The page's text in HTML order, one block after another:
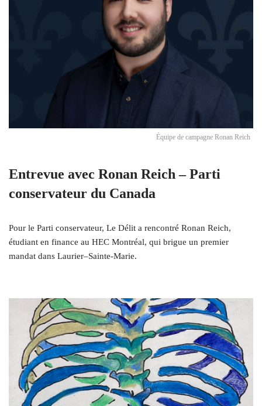
Équipe de campagne Ronan Reich
Entrevue avec Ronan Reich – Parti
conservateur du Canada
Pour le Parti conservateur, Le Délit a rencontré Ronan Reich,
étudiant en finance au HEC Montréal, qui brigue un premier
mandat dans Laurier–Sainte-Marie.